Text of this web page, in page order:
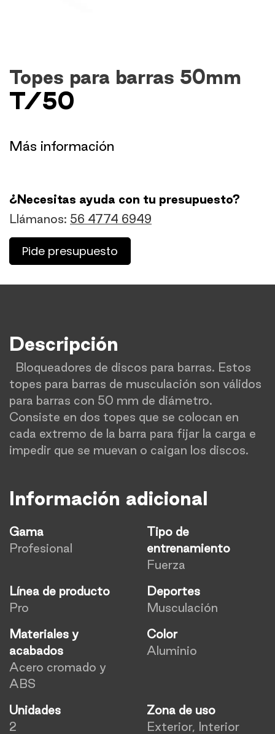
Topes para barras 50mm
T/50
​Más información
¿Necesitas ayuda con tu presupuesto?
Llámanos: 56 4774 6949
Pide presupuesto
Descripción
Bloqueadores de discos para barras. Estos
topes para barras de musculación son válidos
para barras con 50 mm de diámetro.
Consiste en dos topes que se colocan en
cada extremo de la barra para fijar la carga e
impedir que se muevan o caigan los discos.
Información adicional
Gama
Profesional
Tipo de
entrenamiento
Fuerza
Línea de producto
Pro
Deportes
Musculación
Materiales y
acabados
Acero cromado y
ABS
Color
Aluminio
Unidades
2
Zona de uso
Exterior, Interior